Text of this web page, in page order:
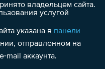
владельцем сайта.
услугой
указана в панели
отправленном на
mail аккаунта.